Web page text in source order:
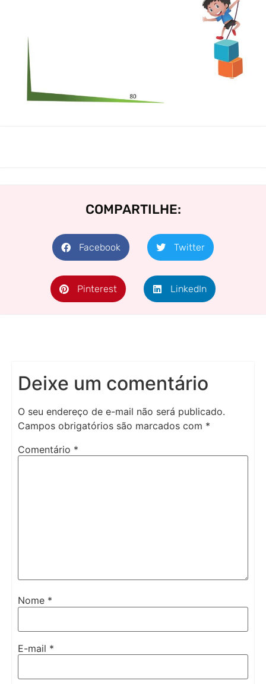
COMPARTILHE:
Facebook Twitter
Pinterest LinkedIn
Deixe um comentário
O seu endereço de e-mail não será publicado.
Campos obrigatórios são marcados com *
Comentário *
Nome *
E-mail *